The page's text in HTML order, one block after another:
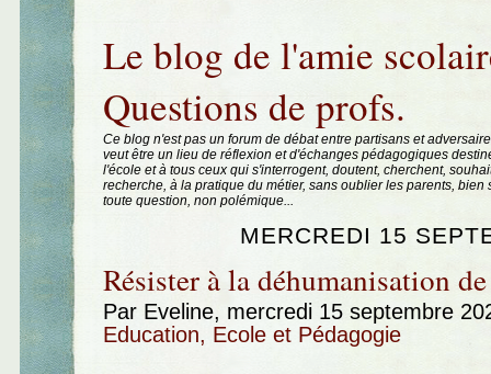
Le blog de l'amie
Questions de profs.
Ce blog n'est pas un forum de débat entre partisans et
veut être un lieu de réflexion et d'échanges pédagogiques
l'école et à tous ceux qui s'interrogent, doutent, cherchent,
recherche, à la pratique du métier, sans oublier les parents, bien
toute question, non polémique...
MERCREDI 15
Résister à la déhumanisation
Par Eveline, mercredi 15 septembre
Education, Ecole et Pédagogie